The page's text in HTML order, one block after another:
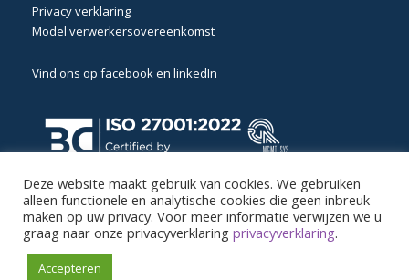
Privacy verklaring
Model verwerkersovereenkomst
Vind ons op facebooken linkedIn
Deze website maakt gebruik van cookies. We gebruiken
alleen functionele en analytische cookies die geen inbreuk
maken op uw privacy. Voor meer informatie verwijzen we u
graag naar onze privacyverklaring privacyverklaring.
Accepteren